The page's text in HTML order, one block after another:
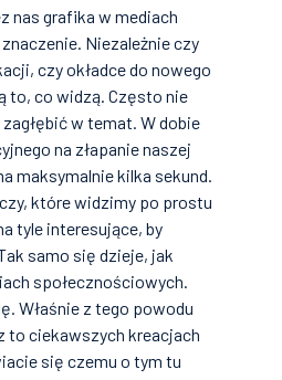
nas grafika w mediach
Niezależnie czy
czy okładce do nowego
to, co widzą. Często nie
w temat. W dobie
na złapanie naszej
maksymalnie kilka sekund.
które widzimy po prostu
tyle interesujące, by
samo się dzieje, jak
społecznościowych.
Właśnie z tego powodu
to ciekawszych kreacjach
się czemu o tym tu